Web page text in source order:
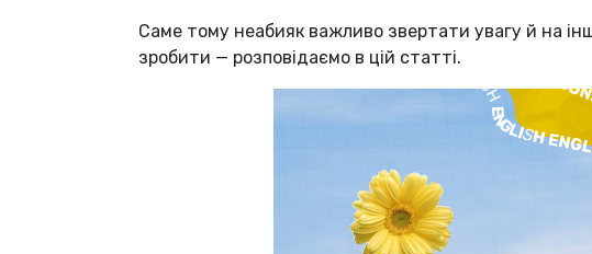
Саме тому неабияк важливо звертати увагу й на
зробити — розповідаємо в цій статті.